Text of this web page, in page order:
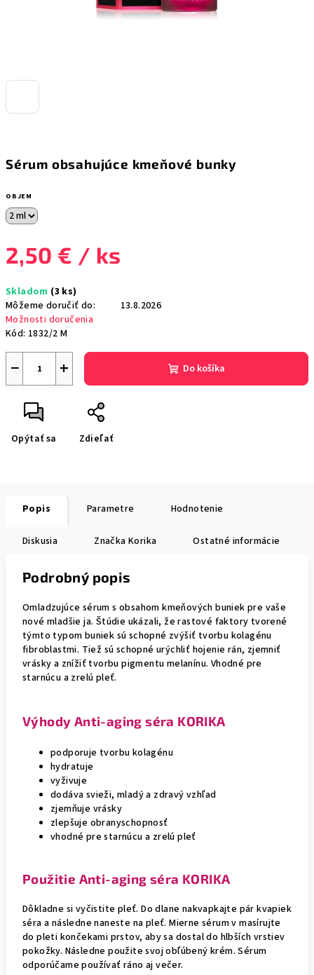
Sérum obsahujúce kmeňové bunky
OBJEM
2,50 € / ks
cena:
Skladom (3 ks)
Môžeme doručiť do:
13.8.2026
Možnosti doručenia
Kód: 1832/2 M
+
− Do košíka
Opýtať sa Zdieľať
Popis Parametre Hodnotenie
Diskusia Značka Korika Ostatné informácie
Podrobný popis
Omladzujúce sérum s obsahom kmeňových buniek pre vaše
nové mladšie ja. Štúdie ukázali, že rastové faktory tvorené
týmto typom buniek sú schopné zvýšiť tvorbu kolagénu
fibroblastmi. Tiež sú schopné urýchliť hojenie rán, zjemniť
vrásky a znížiť tvorbu pigmentu melanínu. Vhodné pre
starnúcu a zrelú pleť.
Výhody Anti-aging séra KORIKA
podporuje tvorbu kolagénu
hydratuje
vyživuje
dodáva svieži, mladý a zdravý vzhľad
zjemňuje vrásky
zlepšuje obranyschopnosť
vhodné pre starnúcu a zrelú pleť
Použitie Anti-aging séra KORIKA
Dôkladne si vyčistite pleť. Do dlane nakvapkajte pár kvapiek
séra a následne naneste na pleť. Mierne sérum v masírujte
do pleti končekami prstov, aby sa dostal do hlbších vrstiev
pokožky. Následne použite svoj obľúbený krém. Sérum
odporúčame používať ráno aj večer.